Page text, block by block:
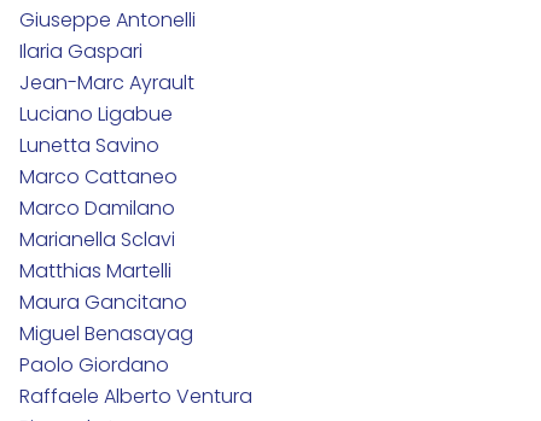
Giuseppe Antonelli
Ilaria Gaspari
Jean-Marc Ayrault
Luciano Ligabue
Lunetta Savino
Marco Cattaneo
Marco Damilano
Marianella Sclavi
Matthias Martelli
Maura Gancitano
Miguel Benasayag
Paolo Giordano
Raffaele Alberto Ventura